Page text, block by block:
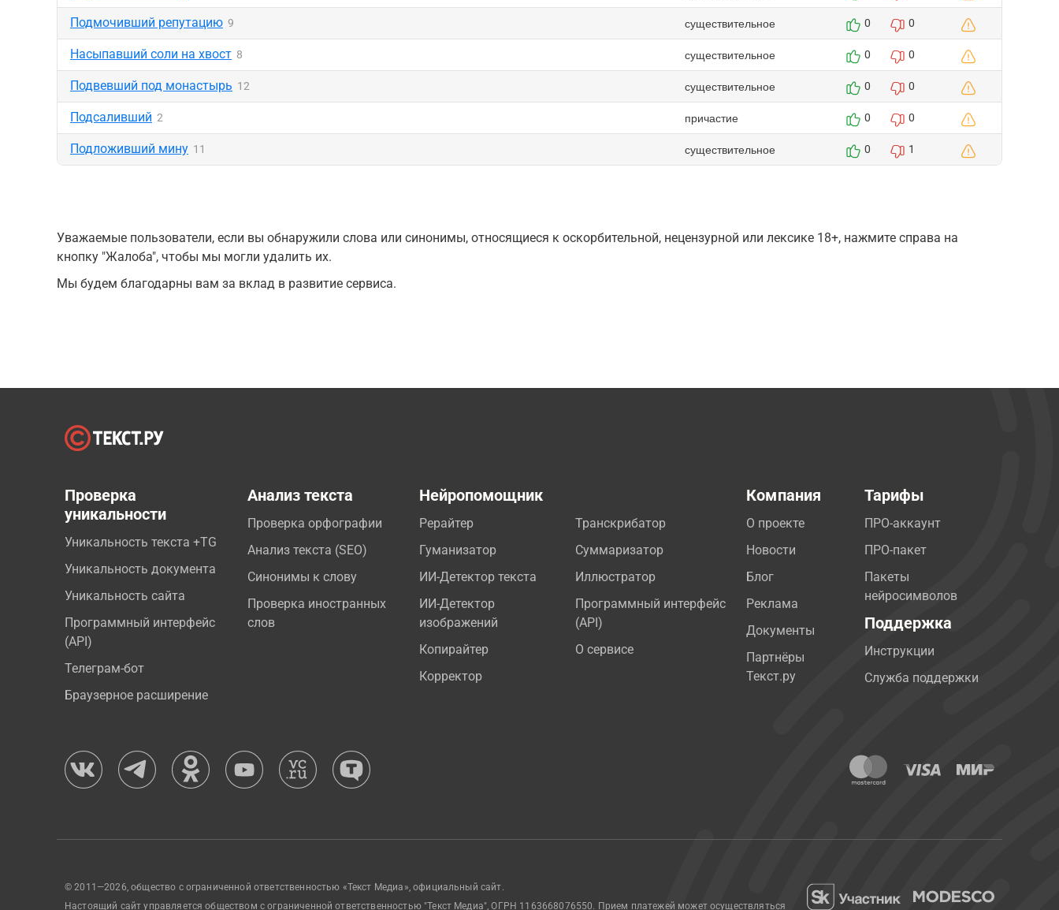
Подмочивший репутацию 9 существительное 0 0
Насыпавший соли на хвост 8 существительное 0 0
Подвевший под монастырь 12 существительное 0 0
Подсаливший 2 причастие 0 0
Подложивший мину 11 существительное 0 1
Уважаемые пользователи, если вы обнаружили слова или синонимы, относящиеся к оскорбительной, нецензурной или лексике 18+, нажмите справа на
кнопку "Жалоба", чтобы мы могли удалить их.
Мы будем благодарны вам за вклад в развитие сервиса.
Проверка
уникальности
Уникальность текста +TG
Уникальность документа
Уникальность сайта
Программный интерфейс
(API)
Телеграм-бот
Браузерное расширение
Анализ текста
Проверка орфографии
Анализ текста (SEO)
Синонимы к слову
Проверка иностранных
слов
Нейропомощник
Рерайтер
Гуманизатор
ИИ-Детектор текста
ИИ-Детектор
изображений
Копирайтер
Корректор
Транскрибатор
Суммаризатор
Иллюстратор
Программный интерфейс
(API)
О сервисе
Компания
О проекте
Новости
Блог
Реклама
Документы
Партнёры
Текст.ру
Тарифы
ПРО-аккаунт
ПРО-пакет
Пакеты
нейросимволов
Поддержка
Инструкции
Служба поддержки
© 2011—2026, общество с ограниченной ответственностью «Текст Медиа», официальный сайт.
Настоящий сайт управляется обществом с ограниченной ответственностью "Текст Медиа", ОГРН 1163668076550. Прием платежей может осуществляться